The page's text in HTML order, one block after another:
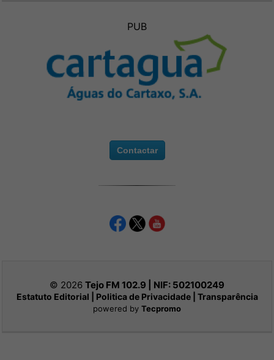
PUB
Contactar
© 2026 Tejo FM 102.9 | NIF: 502100249
Estatuto Editorial Politica de Privacidade| Transparência
powered by Tecpromo